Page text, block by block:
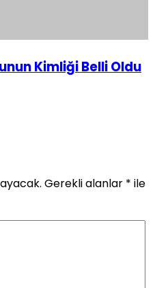
Kimliği Belli Oldu
Gerekli alanlar * ile